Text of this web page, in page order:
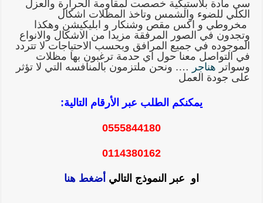
سي مادة بلاستيكية خصصت لمقاومة الحرارة والعزل
الكلي للضوء والشمس وتاخذ المظلات اشكال
مخروطي و اكس مقص وشنكار و ابليكيشن وهكذا
وتجدون في الصور المرفقة مزيدا من الاشكال والانواع
الموجوده في جميع المرافق وبحسب الاحتياجات لا تتردد
في التواصل معنا حول اي حدمة ترغبون بها مظلات
وسواتر هناجر …. ونحن ملتزمون بالمنافسه التي لا تؤثر
على جودة العمل
يمكنكم الطلب عبر الأرقام التالية:
0555844180
0114380162
او عبر النموذج التالي أضغط هنا